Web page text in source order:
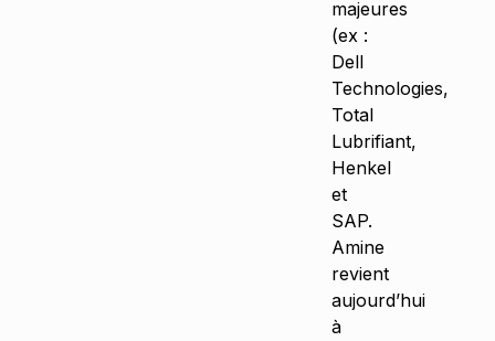
majeures
(ex :
Dell
Technologies,
Total
Lubrifiant,
Henkel
et
SAP.
Amine
revient
aujourd’hui
à